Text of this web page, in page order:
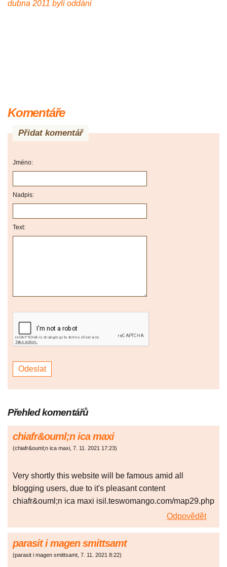
dubna 2011 byli oddáni
Komentáře
Přidat komentář
Jméno:
Nadpis:
Text:
Přehled komentářů
chiafr&ouml;n ica maxi
(chiafr&ouml;n ica maxi, 7. 11. 2021 17:23)
Very shortly this website will be famous amid all
blogging users, due to it's pleasant content
chiafr&ouml;n ica maxi isil.teswomango.com/map29.php
Odpovědět
parasit i magen smittsamt
(parasit i magen smittsamt, 7. 11. 2021 8:22)